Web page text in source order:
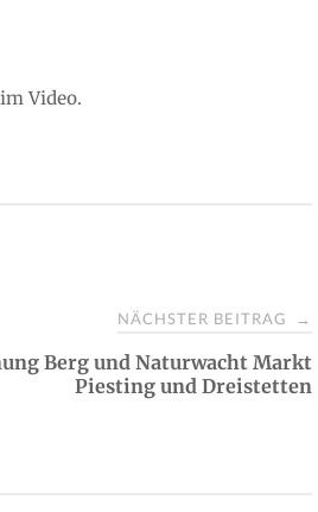
Video.
NÄCHSTER BEITRAG →
Berg und Naturwacht Markt
Piesting und Dreistetten